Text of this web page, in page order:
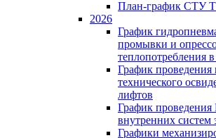
План-график СТУ
2026
График
промывки и
теплопотребления
График проведения
технического
лифтов
График
внутренних систем
Графики